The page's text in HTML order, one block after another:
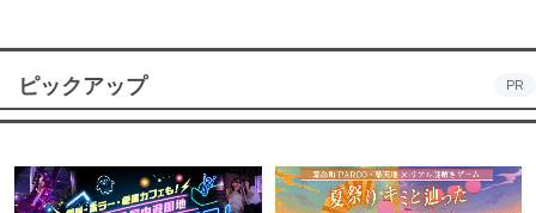
ピックアップ PR